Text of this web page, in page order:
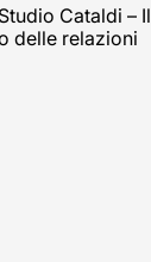
Cataldi – Il
delle relazioni